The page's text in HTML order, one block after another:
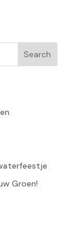
Search
Groen!